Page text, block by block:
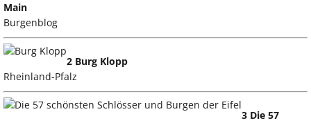
Main
Burgenblog
2 Burg Klopp
Rheinland-Pfalz
3 Die 57